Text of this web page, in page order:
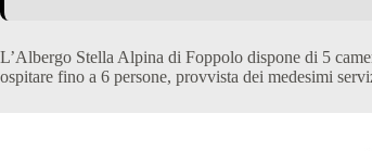
L’Albergo Stella Alpina di Foppolo dispone di 5
ospitare fino a 6 persone, provvista dei medesimi